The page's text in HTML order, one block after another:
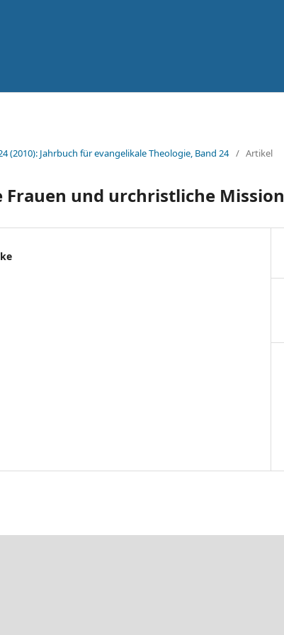
(2010): Jahrbuch für evangelikale Theologie, Band 24 / Artikel
und urchristliche Mission